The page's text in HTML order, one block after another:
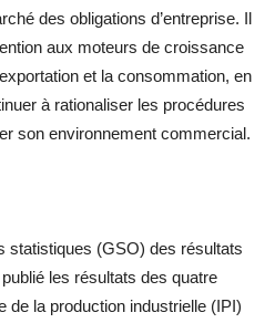
des obligations d’entreprise. Il
aux moteurs de croissance
et la consommation, en
à rationaliser les procédures
son environnement commercial.
statistiques (GSO) des résultats
les résultats des quatre
de la production industrielle (IPI)